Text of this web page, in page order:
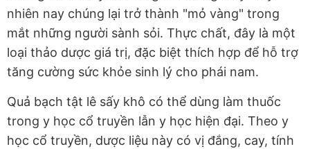
nhiên nay chúng lại trở thành "mỏ vàng" trong
mắt những người sành sỏi. Thực chất, đây là một
loại thảo dược giá trị, đặc biệt thích hợp để hỗ trợ
tăng cường sức khỏe sinh lý cho phái nam.
Quả bạch tật lê sấy khô có thể dùng làm thuốc
trong y học cổ truyền lẫn y học hiện đại. Theo y
học cổ truyền, dược liệu này có vị đắng, cay, tính